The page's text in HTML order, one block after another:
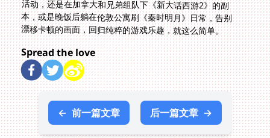
漂移卡顿的画面，回归纯粹的游戏乐趣，就这么简单。
Spread the love
← 前一篇文章 后一篇文章 →